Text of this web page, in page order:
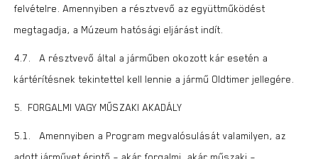
felvételre. Amennyiben a résztvevő az együttműködést
megtagadja, a Múzeum hatósági eljárást indít.
4.7. A résztvevő által a járműben okozott kár esetén a
kártérítésnek tekintettel kell lennie a jármű Oldtimer jellegére.
5. FORGALMI VAGY MŰSZAKI AKADÁLY
5.1. Amennyiben a Program megvalósulását valamilyen, az